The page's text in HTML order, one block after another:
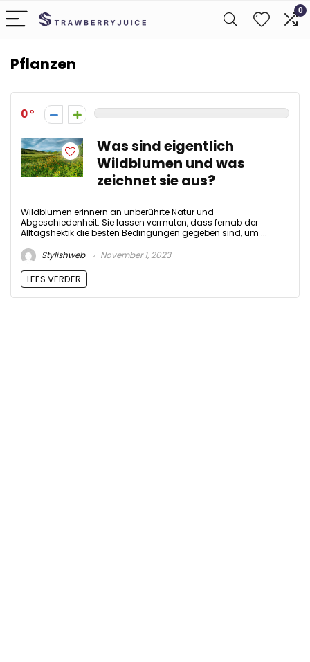
0
Pflanzen
0
Was sind eigentlich
Wildblumen und was
zeichnet sie aus?
Wildblumen erinnern an unberührte Natur und
Abgeschiedenheit. Sie lassen vermuten, dass fernab der
Alltagshektik die besten Bedingungen gegeben sind, um ...
Stylishweb
November 1, 2023
LEES VERDER